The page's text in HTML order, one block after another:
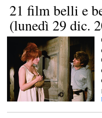
21 film belli e
(lunedì 29 dic.